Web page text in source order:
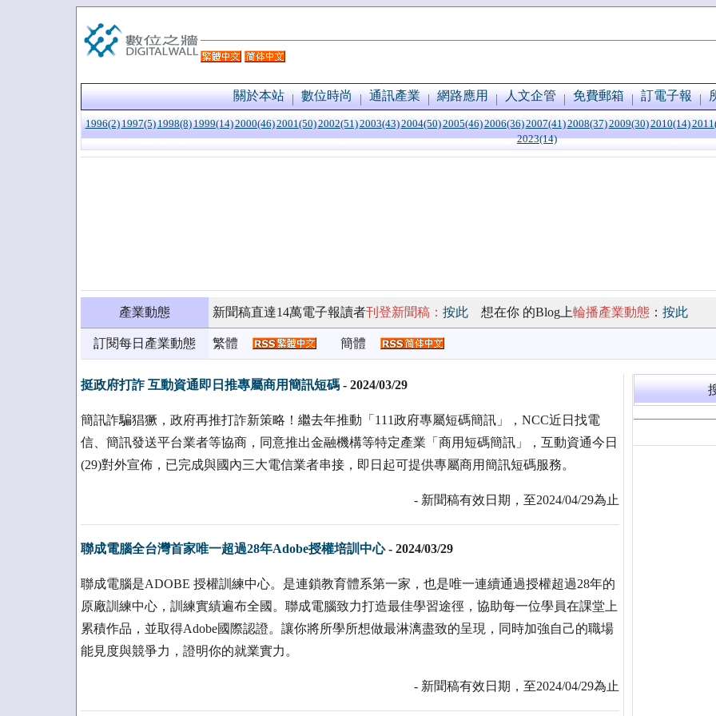
關於本站 數位時尚 通訊產業 網路應用 人文企管 免費郵箱 訂電子報
1996(2) 1997(5) 1998(8) 1999(14)2000(46)2001(50)2002(51)2003(43)2004(50)2005(46)2006(36)2007(41)2008(37)2009(30)2010(14)
2023(14)
產業動態 新聞稿直達14萬電子報讀者刊登新聞稿： 按此想在你 的Blog上輪播產業動態： 按此
訂閱每日產業動態 繁體 簡體
挺政府打詐 互動資通即日推專屬商用簡訊短碼- 2024/03/29
簡訊詐騙猖獗，政府再推打詐新策略！繼去年推動「111政府專屬短碼簡訊」，NCC近日找電
信、簡訊發送平台業者等協商，同意推出金融機構等特定產業「商用短碼簡訊」，互動資通今日
(29)對外宣佈，已完成與國內三大電信業者串接，即日起可提供專屬商用簡訊短碼服務。
- 新聞稿有效日期，至2024/04/29為止
聯成電腦全台灣首家唯一超過28年Adobe授權培訓中心- 2024/03/29
聯成電腦是ADOBE 授權訓練中心。是連鎖教育體系第一家，也是唯一連續通過授權超過28年的
原廠訓練中心，訓練實績遍布全國。聯成電腦致力打造最佳學習途徑，協助每一位學員在課堂上
累積作品，並取得Adobe國際認證。讓你將所學所想做最淋漓盡致的呈現，同時加強自己的職場
能見度與競爭力，證明你的就業實力。
- 新聞稿有效日期，至2024/04/29為止